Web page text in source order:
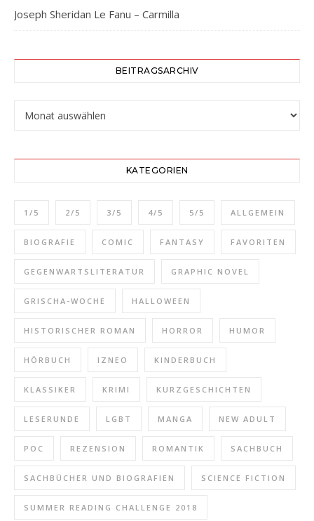
Joseph Sheridan Le Fanu – Carmilla
BEITRAGSARCHIV
KATEGORIEN
1/5 2/5 3/5 4/5 5/5 ALLGEMEIN
BIOGRAFIE COMIC FANTASY FAVORITEN
GEGENWARTSLITERATUR GRAPHIC NOVEL
GRISCHA-WOCHE HALLOWEEN
HISTORISCHER ROMAN HORROR HUMOR
HÖRBUCH IZNEO KINDERBUCH
KLASSIKER KRIMI KURZGESCHICHTEN
LESERUNDE LGBT MANGA NEW ADULT
POC REZENSION ROMANTIK SACHBUCH
SACHBÜCHER UND BIOGRAFIEN SCIENCE FICTION
SUMMER READING CHALLENGE 2018